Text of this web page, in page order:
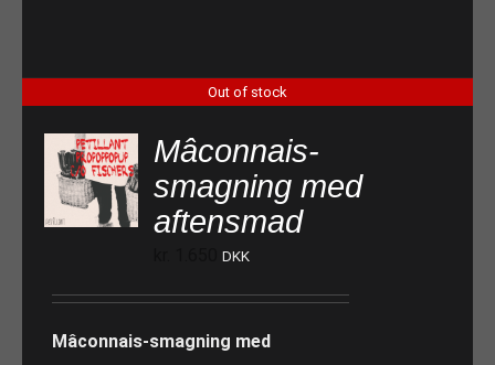
Out of stock
Mâconnais-
smagning med
aftensmad
DKK
Mâconnais-smagning med